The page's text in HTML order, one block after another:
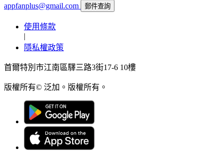
appfanplus@gmail.com 郵件查詢
使用條款
|
隱私權政策
首爾特別市江南區驛三路3街17-6 10樓
版權所有© 泛加。版權所有。